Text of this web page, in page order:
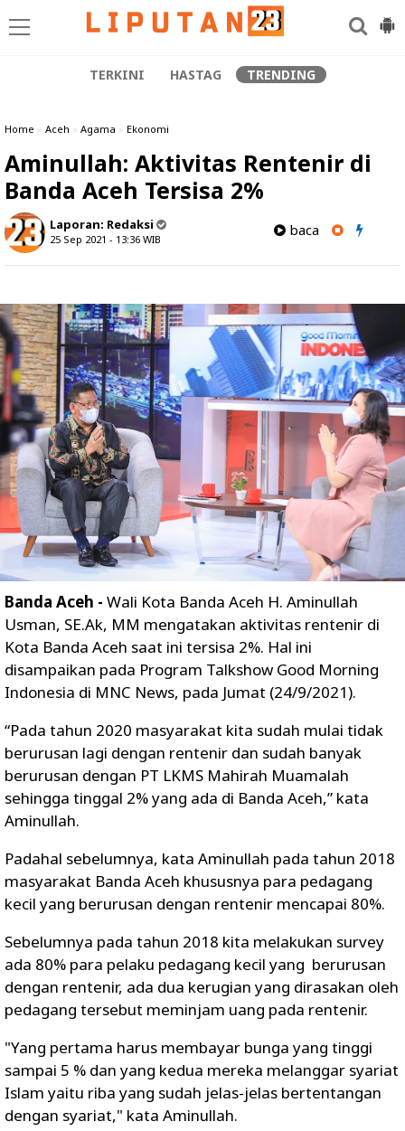
TERKINI HASTAG TRENDING
Home » Aceh » Agama » Ekonomi
Aminullah: Aktivitas Rentenir di
Banda Aceh Tersisa 2%
Laporan: Redaksi
25 Sep 2021 - 13:36 WIB
baca
Banda Aceh - Wali Kota Banda Aceh H. Aminullah
Usman, SE.Ak, MM mengatakan aktivitas rentenir di
Kota Banda Aceh saat ini tersisa 2%. Hal ini
disampaikan pada Program Talkshow Good Morning
Indonesia di MNC News, pada Jumat (24/9/2021).
“Pada tahun 2020 masyarakat kita sudah mulai tidak
berurusan lagi dengan rentenir dan sudah banyak
berurusan dengan PT LKMS Mahirah Muamalah
sehingga tinggal 2% yang ada di Banda Aceh,” kata
Aminullah.
Padahal sebelumnya, kata Aminullah pada tahun 2018
masyarakat Banda Aceh khususnya para pedagang
kecil yang berurusan dengan rentenir mencapai 80%.
Sebelumnya pada tahun 2018 kita melakukan survey
ada 80% para pelaku pedagang kecil yang berurusan
dengan rentenir, ada dua kerugian yang dirasakan oleh
pedagang tersebut meminjam uang pada rentenir.
"Yang pertama harus membayar bunga yang tinggi
sampai 5 % dan yang kedua mereka melanggar syariat
Islam yaitu riba yang sudah jelas-jelas bertentangan
dengan syariat," kata Aminullah.